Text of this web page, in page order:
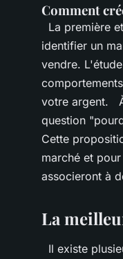
Comment
La première
identifier un
vendre.
votre argent.
question
Cette
marché et
associeront à
La
Il existe